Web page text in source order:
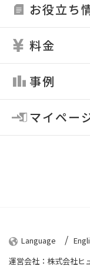
お役立ち
料金
事例
マイペー
Language
運営会社：株式会社ヒ